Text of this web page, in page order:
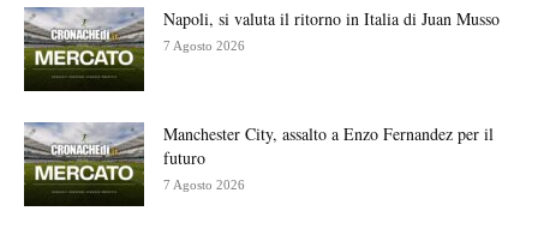
Napoli, si valuta il ritorno in Italia di Juan Musso
7 Agosto 2026
Manchester City, assalto a Enzo Fernandez per il
futuro
7 Agosto 2026